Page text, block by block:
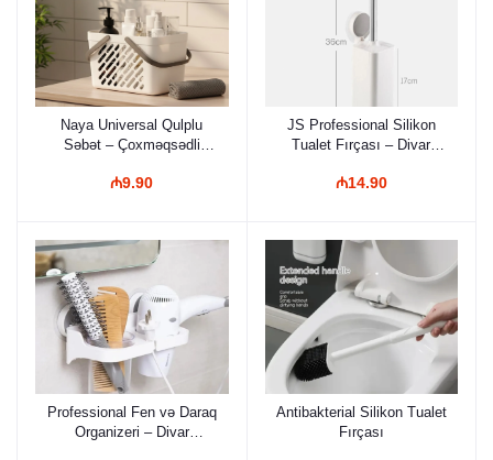
Naya Universal Qulplu
Səbət – Çoxməqsədli
₼9.90
JS Professional Silikon
Tualet Fırçası – Divar
Elastik Başlıqlı Modern
₼14.90
Professional Fen və Daraq
Organizeri – Divar
Antibakterial Silikon Tualet
Fırçası